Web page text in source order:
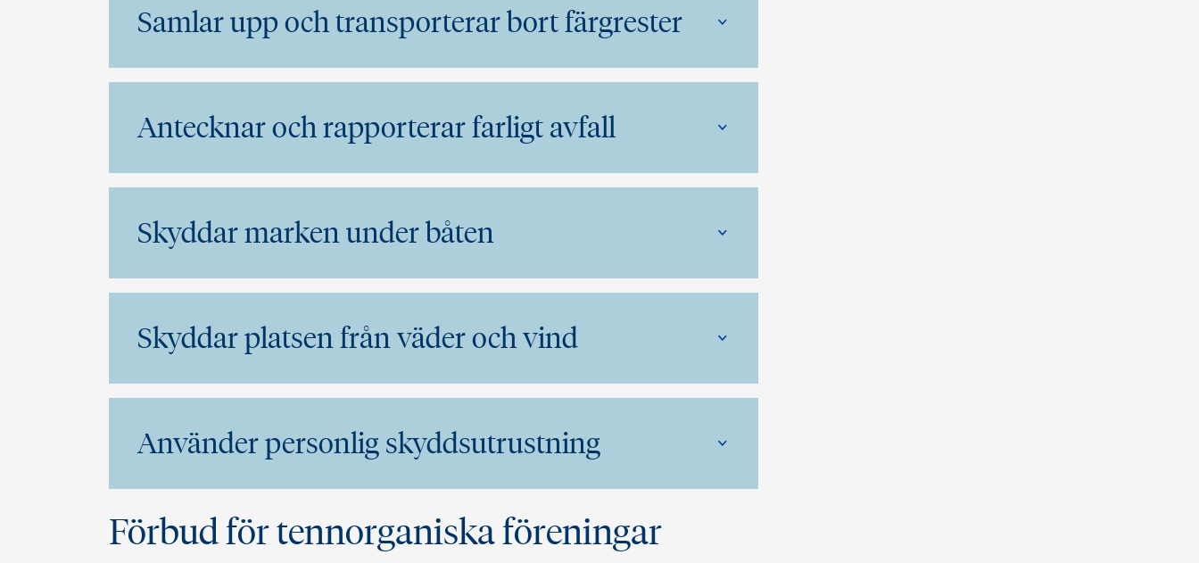
Samlar upp och transporterar bort färgrester
Antecknar och rapporterar farligt avfall
Skyddar marken under båten
Skyddar platsen från väder och vind
Använder personlig skyddsutrustning
Förbud för tennorganiska föreningar